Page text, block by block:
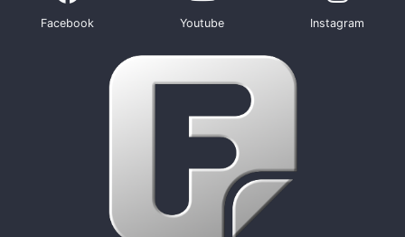
Facebook Youtube Instagram